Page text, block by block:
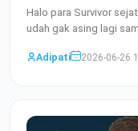
Halo para Survivor
udah gak asing lagi
Adipati
2026-06-26